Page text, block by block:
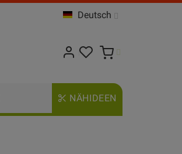
Deutsch
NÄHIDEEN